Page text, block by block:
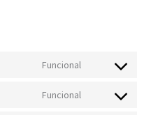
Funcional
Funcional